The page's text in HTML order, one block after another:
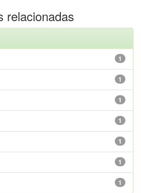
relacionadas
1
1
1
1
1
1
1